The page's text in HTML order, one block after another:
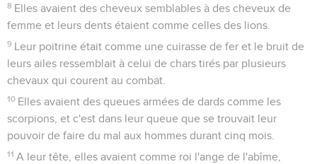
8 Elles avaient des cheveux semblables à des cheveux de
femme et leurs dents étaient comme celles des lions.
9 Leur poitrine était comme une cuirasse de fer et le bruit de
leurs ailes ressemblait à celui de chars tirés par plusieurs
chevaux qui courent au combat.
10 Elles avaient des queues armées de dards comme les
scorpions, et c'est dans leur queue que se trouvait leur
pouvoir de faire du mal aux hommes durant cinq mois.
11 A leur tête, elles avaient comme roi l'ange de l'abîme,